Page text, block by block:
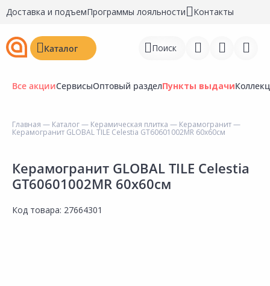
Доставка и подъемПрограммы лояльности Контакты
Каталог Поиск
Регистрация
Перейти к сравнению
Избранное
Все акцииСервисыОптовый разделПункты выдачи
Главная — Каталог— Керамическая плитка — Керамогранит—
Керамогранит GLOBAL TILE Celestia GT60601002MR 60х60см
Керамогранит GLOBAL TILE Celestia
GT60601002MR 60х60см
Код товара: 27664301